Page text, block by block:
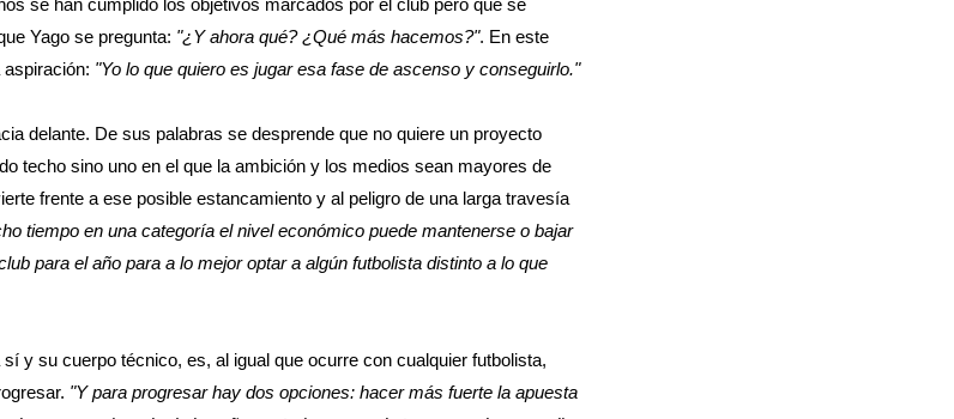
Yago se pregunta: "¿Y ahora qué? ¿Qué más hacemos?". En este
"Yo lo que quiero es jugar esa fase de ascenso y conseguirlo."
delante. De sus palabras se desprende que no quiere un proyecto
techo sino uno en el que la ambición y los medios sean mayores de
frente a ese posible estancamiento y al peligro de una larga travesía
tiempo en una categoría el nivel económico puede mantenerse o bajar
para el año para a lo mejor optar a algún futbolista distinto a lo que
y su cuerpo técnico, es, al igual que ocurre con cualquier futbolista,
"Y para progresar hay dos opciones: hacer más fuerte la apuesta